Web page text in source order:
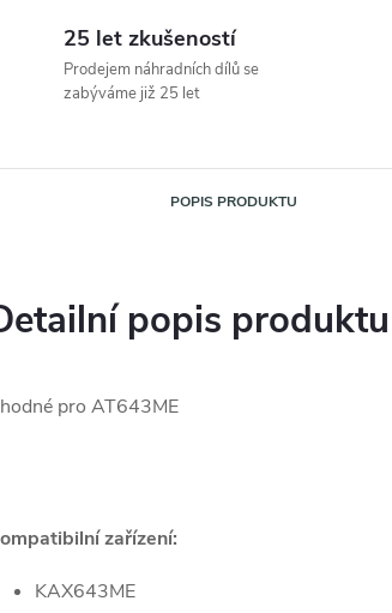
25 let zkušeností
Prodejem náhradních dílů se
zabýváme již 25 let
POPIS PRODUKTU
popis produktu
pro AT643ME
zařízení:
KAX643ME